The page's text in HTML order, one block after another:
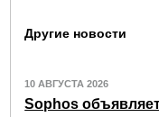
Другие новости
10 АВГУСТА 2026
Sophos